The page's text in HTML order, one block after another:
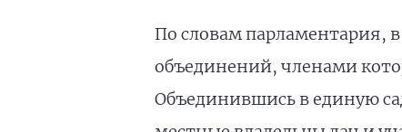
По словам парламентария,
объединений, членами
Объединившись в единую